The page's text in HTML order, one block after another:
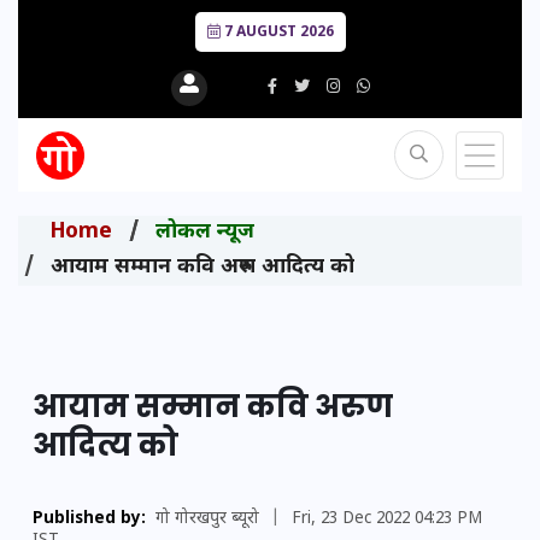
7 AUGUST 2026
Home
लोकल न्यूज
आयाम सम्मान कवि अरुण आदित्य को
आयाम सम्मान कवि अरुण
आदित्य को
Published by: गो गोरखपुर ब्यूरो
Fri, 23 Dec 2022 04:23 PM